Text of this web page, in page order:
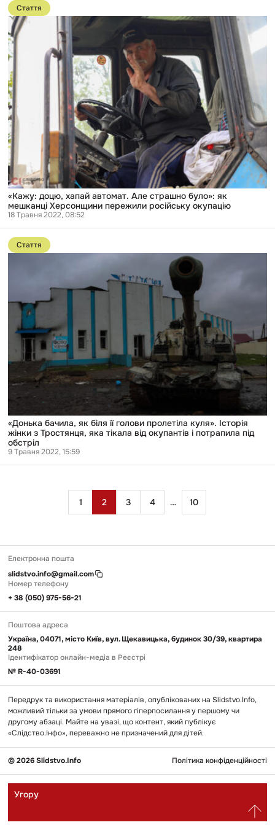
до
публікації
«Кажу:
доцю,
хапай
автомат.
Але
страшно
було»:
як
мешканці
Херсонщини
пережили
російську
окупацію
Стаття
«Кажу: доцю, хапай автомат. Але страшно було»: як
мешканці Херсонщини пережили російську окупацію
18 Травня 2022, 08:52
Перейти
до
публікації
голови
пролетіла
куля».
Історія
жінки
Тростянця,
яка
тікала
від
потрапила
під
обстріл
Стаття
«Донька бачила, як біля її голови пролетіла куля». Історія
жінки з Тростянця, яка тікала від окупантів і потрапила під
обстріл
9 Травня 2022, 15:59
Пагінація
1 2 3 4 … 10
Передрук та використання матеріалів, опублікованих на Slidstvo.Info,
можливий тільки за умови прямого гіперпосилання у першому чи
другому абзаці. Майте на увазі, що контент, який публікує
«Слідство.Інфо», переважно не призначений для дітей.
© 2026 Slidstvo.Info Політика конфіденційності
Електронна пошта
slidstvo.info@gmail.com
Номер телефону
+ 38 (050) 975-56-21
Поштова адреса
Україна, 04071, місто Київ, вул. Щекавицька, будинок 30/39, квартира
248
Ідентифікатор онлайн-медіа в Реєстрі
№ R-40-03691
Угору